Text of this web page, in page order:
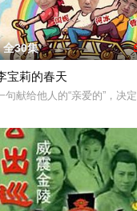
去了婚姻和工作。竞争
。这时，隐藏、逃窜在豫
全30集
宝莉的春天
句献给他人的“亲爱的”，决